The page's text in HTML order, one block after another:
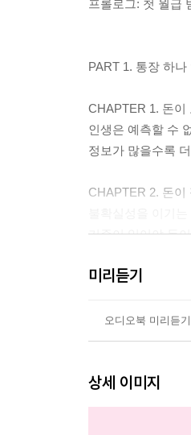
프롤로그: 첫 월급
PART 1. 통장 하
CHAPTER 1. 돈이
인생은 예측할 수
정보가 많을수록
CHAPTER 2. 돈
기준이 있어야 돈
PART 2. 1원에서
CHAPTER 1. 순서
대출부터 갚을까,
CHAPTER 2. 1단
미리듣기
오디오북 미리듣기
상세 이미지